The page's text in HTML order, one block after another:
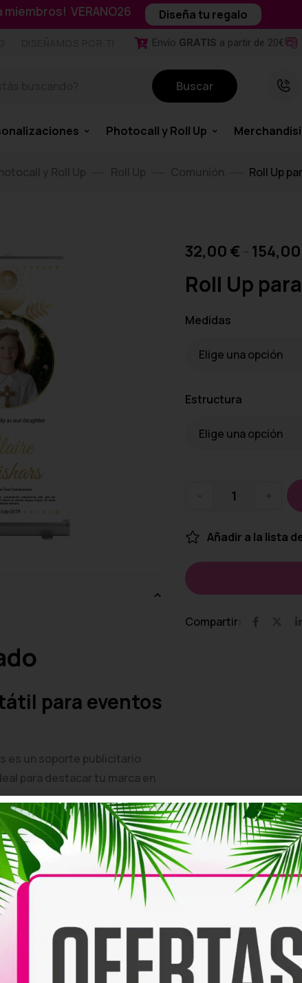
VERANO26 Diseña tu regalo
Envío GRATIS a partir de 20€
Buscar
Photocall y Roll Up
y Roll Up Roll Up Comunión Roll Up
para eventos
es un soporte publicitario
para destacar tu marca en
enrollable, lo que permite
la gráfica cuando no se
una solución
32,00 € 154,00
Roll Up
Medidas
Estructura
- +
Añadir a la lista
Compartir: